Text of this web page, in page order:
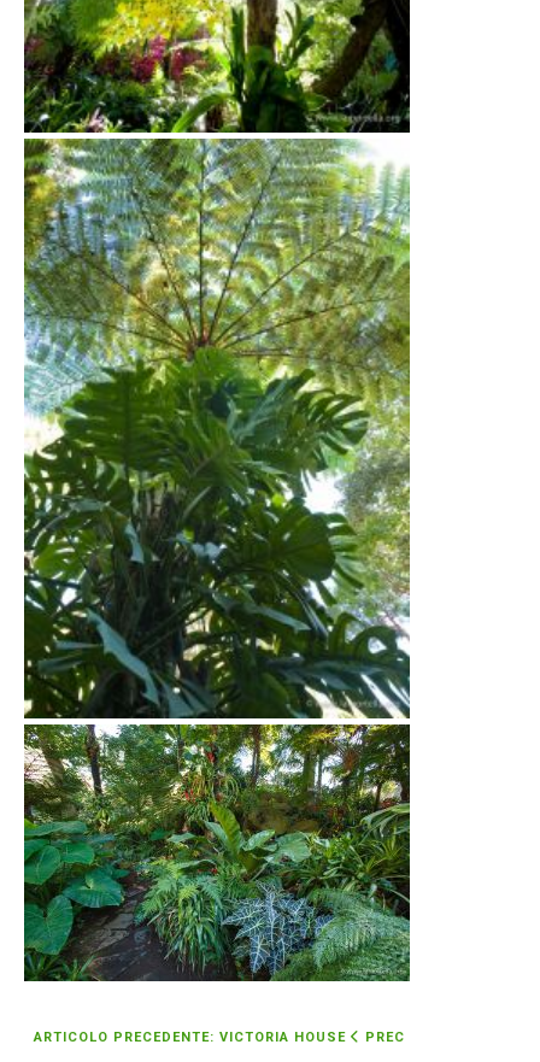
ARTICOLO PRECEDENTE: VICTORIA HOUSE PREC